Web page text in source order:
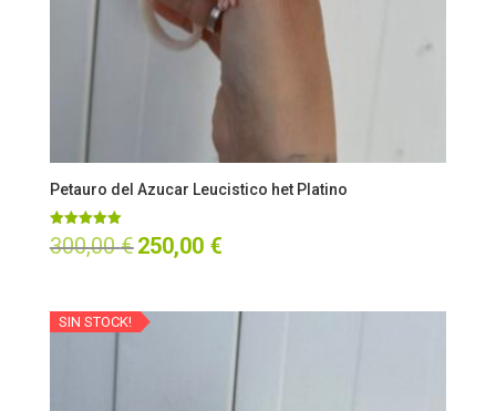
Petauro del Azucar Leucistico het Platino
Valorado
con
300,00€El
original
250,00 €El
actual
es:
250,00 €.
SIN STOCK!